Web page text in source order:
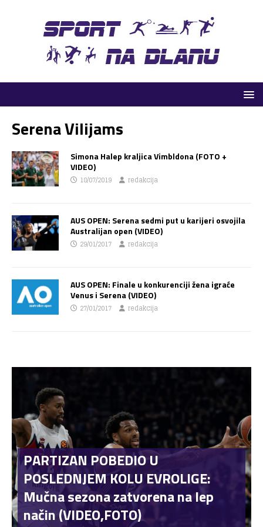
Serena Vilijams
Simona Halep kraljica Vimbldona (FOTO +
VIDEO)
18/07/2019 redakcija
AUS OPEN: Serena sedmi put u karijeri osvojila
Australijan open (VIDEO)
29/01/2017 redakcija
AUS OPEN: Finale u konkurenciji žena igraće
Venus i Serena (VIDEO)
27/01/2017 redakcija
PARTIZAN POBEDIO U
POSLEDNJEM KOLU EVROLIGE:
Mučna sezona zatvorena na lep
način (VIDEO,FOTO)